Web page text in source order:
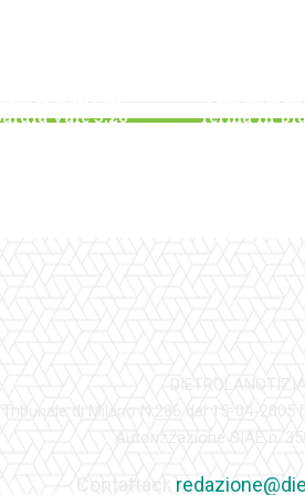
vale 3,26
ferma in